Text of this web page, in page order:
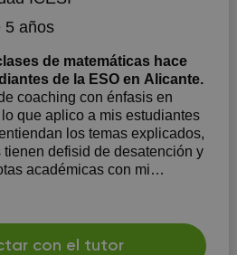
5 años
de matemáticas hace
de la ESO en Alicante.
coaching con énfasis en
que aplico a mis estudiantes
los temas explicados,
defisid de desatención y
académicas con mi
con el tutor